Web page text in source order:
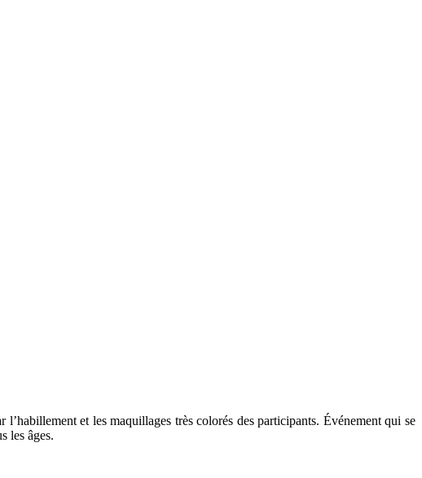
et les maquillages très colorés des participants. Événement qui se
les âges.